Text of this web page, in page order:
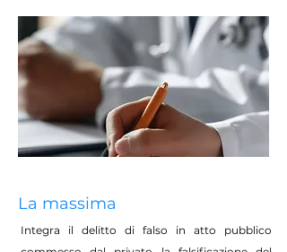
La massima
Integra il delitto di falso in atto pubblico